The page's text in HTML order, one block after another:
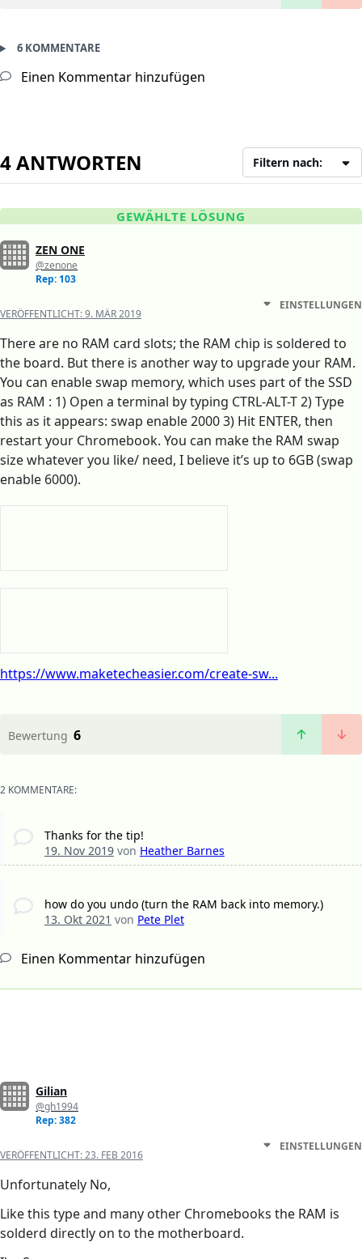
6 KOMMENTARE
Einen Kommentar hinzufügen
4 ANTWORTEN Filtern nach:
GEWÄHLTE LÖSUNG
ZEN ONE
@zenone
Rep: 103
VERÖFFENTLICHT:9. MÄR 2019
EINSTELLUNGEN
There are no RAM card slots; the RAM chip is soldered to
the board. But there is another way to upgrade your RAM.
You can enable swap memory, which uses part of the SSD
as RAM : 1) Open a terminal by typing CTRL-ALT-T 2) Type
this as it appears: swap enable 2000 3) Hit ENTER, then
restart your Chromebook. You can make the RAM swap
size whatever you like/ need, I believe it’s up to 6GB (swap
enable 6000).
https://www.maketecheasier.com/create-sw...
Bewertung 6
2 KOMMENTARE:
Thanks for the tip!
19. Nov 2019von Heather Barnes
how do you undo (turn the RAM back into memory.)
13. Okt 2021 von Pete Plet
Einen Kommentar hinzufügen
Gilian
@gh1994
Rep: 382
VERÖFFENTLICHT:23. FEB 2016
EINSTELLUNGEN
Unfortunately No,
Like this type and many other Chromebooks the RAM is
solderd directly on to the motherboard.